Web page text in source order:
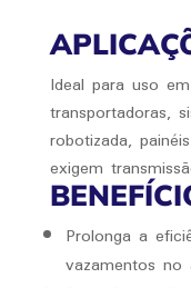
Ideal para uso
transportadoras,
robotizada,
exigem
Prolonga a
vazamentos no